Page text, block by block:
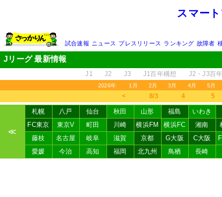
スマー
試合速報 ニュース プレスリリース ランキング 故障者
Jリーグ 最新情報
J1 J2 J3 J1百年構想 J2・J3百
2026年 1月 2月 3月 4月 5月
＜ 8/3 4 5
≪
札幌 八戸 仙台 秋田 山形 福島
いわき
FC東京
東京V 町田 川崎 横浜FM 横浜FC 湘南
藤枝
名古屋 岐阜 滋賀 京都 G大阪 C大阪
愛媛
今治 高知 福岡 北九州 鳥栖 長崎